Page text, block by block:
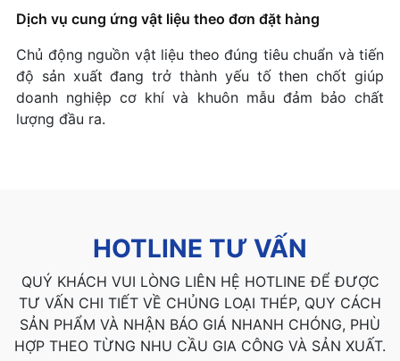
Dịch vụ cung ứng vật liệu theo đơn đặt hàng
Chủ động nguồn vật liệu theo đúng tiêu chuẩn và tiến
độ sản xuất đang trở thành yếu tố then chốt giúp
doanh nghiệp cơ khí và khuôn mẫu đảm bảo chất
lượng đầu ra.
HOTLINE TƯ VẤN
QUÝ KHÁCH VUI LÒNG LIÊN HỆ HOTLINE ĐỂ ĐƯỢC
TƯ VẤN CHI TIẾT VỀ CHỦNG LOẠI THÉP, QUY CÁCH
SẢN PHẨM VÀ NHẬN BÁO GIÁ NHANH CHÓNG, PHÙ
HỢP THEO TỪNG NHU CẦU GIA CÔNG VÀ SẢN XUẤT.